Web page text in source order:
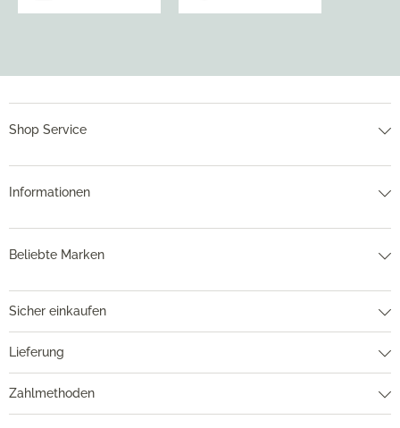
Shop Service
Informationen
Beliebte Marken
Sicher einkaufen
Lieferung
Zahlmethoden